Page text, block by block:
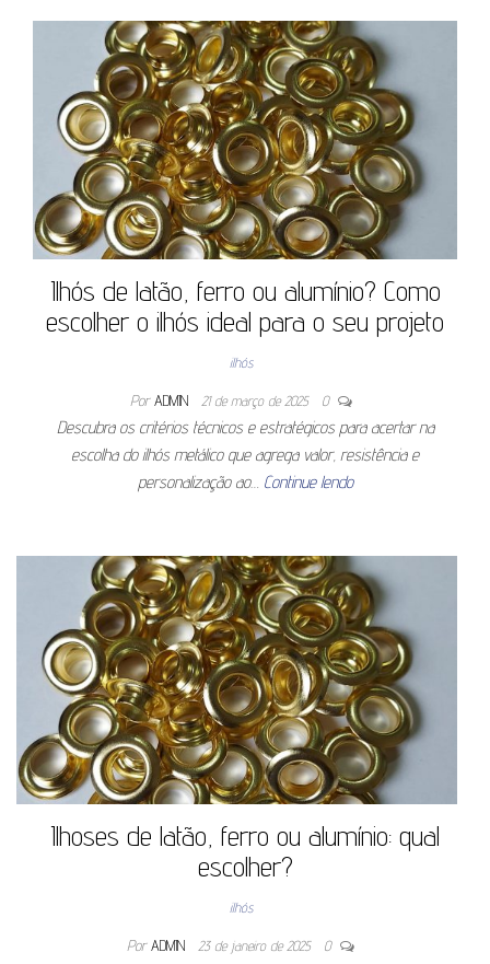
Ilhós de latão, ferro ou alumínio? Como
escolher o ilhós ideal para o seu projeto
ilhós
Por ADMIN 21 de março de 2025 0
Descubra os critérios técnicos e estratégicos para acertar na
escolha do ilhós metálico que agrega valor, resistência e
personalização ao… Continue lendo
Ilhoses de latão, ferro ou alumínio: qual
escolher?
ilhós
Por ADMIN 23 de janeiro de 2025 0